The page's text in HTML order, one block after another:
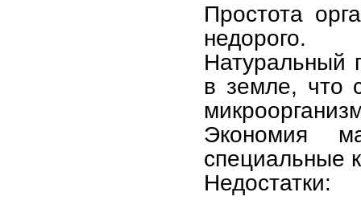
Простота
недорого.
Натуральный
в земле, что
Экономия
специальные
Недостатки: